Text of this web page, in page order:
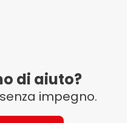
di aiuto?
impegno.